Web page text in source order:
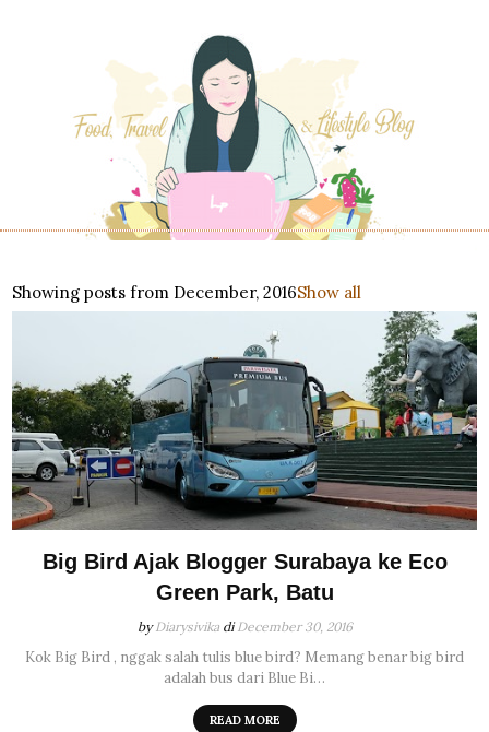
Showing posts from December, 2016Show all
Big Bird Ajak Blogger Surabaya ke Eco
Green Park, Batu
by Diarysivika diDecember 30, 2016
Kok Big Bird , nggak salah tulis blue bird? Memang benar big bird
adalah bus dari Blue Bi…
READ MORE